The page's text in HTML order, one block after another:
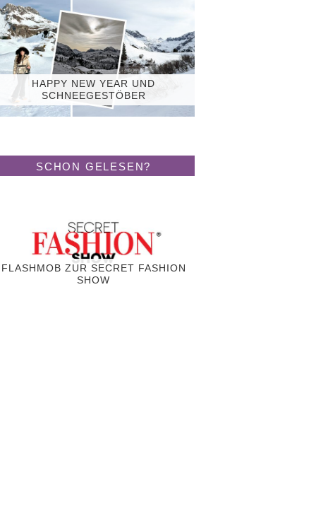
HAPPY NEW YEAR UND
SCHNEEGESTÖBER
SCHON GELESEN?
FLASHMOB ZUR SECRET FASHION
SHOW